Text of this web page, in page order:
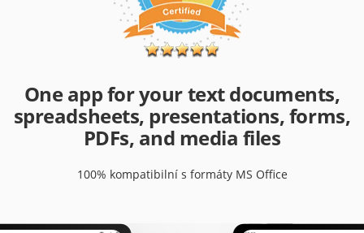
One app for your text documents,
spreadsheets, presentations, forms,
PDFs, and media files
100% kompatibilní s formáty MS Office